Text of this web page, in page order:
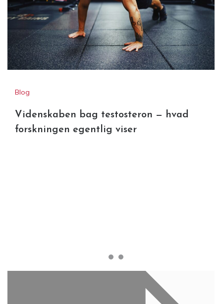
Blog
Videnskaben bag testosteron — hvad
forskningen egentlig viser